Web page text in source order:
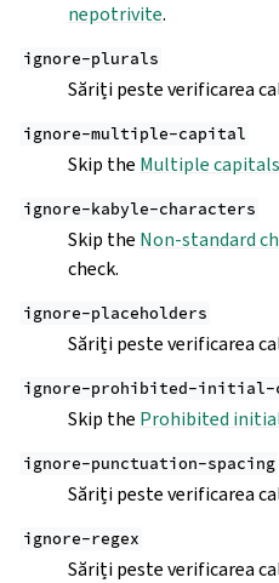
nepotrivite.
ignore-plurals
Săriți peste verificarea
ignore-multiple-capital
Skip the Multiple capitals
ignore-kabyle-characters
Skip the Non‑standard
check.
ignore-placeholders
Săriți peste verificarea
ignore-prohibited-initial-
Skip the Prohibited
ignore-punctuation-spacing
Săriți peste verificarea
ignore-regex
Săriți peste verificarea